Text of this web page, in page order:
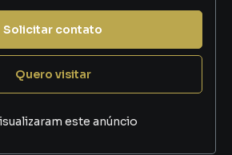
Solicitar contato
Quero visitar
este anúncio